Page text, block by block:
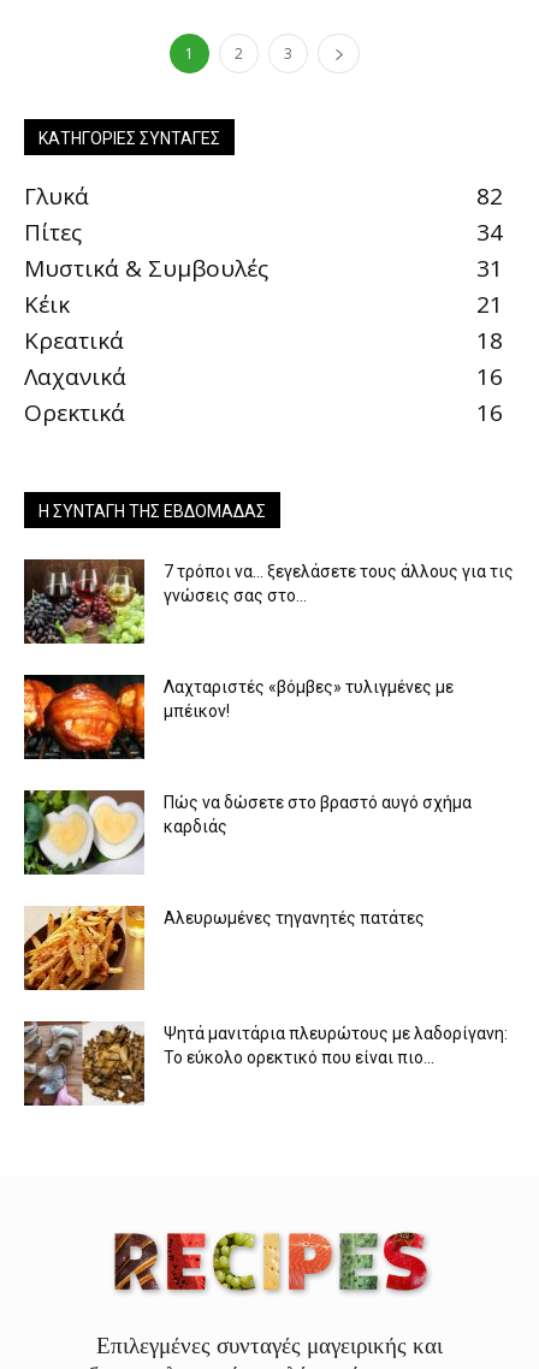
1 2 3
ΚΑΤΗΓΟΡΊΕΣ ΣΥΝΤΑΓΈΣ
Γλυκά
82
Πίτες
34
Μυστικά & Συμβουλές
31
Κέικ
21
Κρεατικά
18
Λαχανικά
16
Ορεκτικά
16
Η ΣΥΝΤΑΓΉ ΤΗΣ ΕΒΔΟΜΆΔΑΣ
7 τρόποι να… ξεγελάσετε τους άλλους για τις
γνώσεις σας στο...
Λαχταριστές «βόμβες» τυλιγμένες με
μπέικον!
Πώς να δώσετε στο βραστό αυγό σχήμα
καρδιάς
Αλευρωμένες τηγανητές πατάτες
Ψητά μανιτάρια πλευρώτους με λαδορίγανη:
Το εύκολο ορεκτικό που είναι πιο...
Επιλεγμένες συνταγές μαγειρικής και